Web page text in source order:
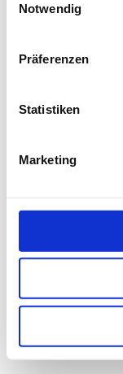
Notwendig
Präferenzen
Statistiken
Marketing